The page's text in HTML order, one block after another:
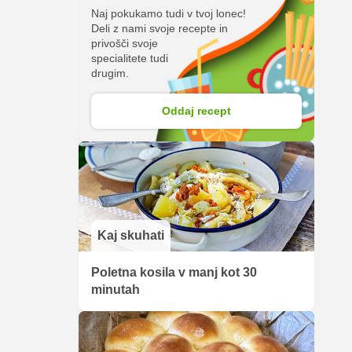
Naj pokukamo tudi v tvoj lonec!
Deli z nami svoje recepte in
privošči svoje
specialitete tudi
drugim.
Oddaj recept
Kaj skuhati
Poletna kosila v manj kot 30
minutah